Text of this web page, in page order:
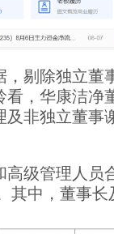
，剔除独立
看，华康洁净
及非独立董事
高级管理人员
其中，董事长